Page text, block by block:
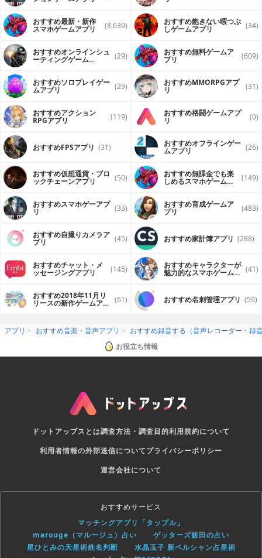
おすすめ最新・新作
スマホゲームアプリ (8,639) おすすめ飽きない暇つぶ
しゲームアプリ (34)
おすすめオンラインシュ
ーティングゲーム (29) おすすめ無料ゲームア
プリ (609)
おすすめソロプレイゲー
ムアプリ (29) おすすめ MMORPGアプ
リ (31)
おすすめアクション
RPGアプリ (119) おすすめ格闘ゲームアプ
リ (0)
おすすめFPSアプリ (31) おすすめオフラインゲー
ムアプリ (26)
おすすめ仮想通貨・ブロ
ックチェーンアプリ (50) おすすめ無課金でも楽
しめるスマホゲームア (149)
おすすめスマホゲーアプ
リ (33) おすすめ育成ゲームア
プリ (483)
おすすめ自撮りカメラア
プリ (45) おすすめ家計簿アプリ (288)
おすすめチャット・メ
ッセージングアプリ (145) おすすめキャラクターが
魅力的なスマホゲームア (41)
おすすめ2018年11月リ
リースの新作ゲームアプ (61) おすすめ名刺管理アプリ (59)
アプリ おすすめ音楽・音声アプリ
おすすめ録音する（音声レコーダー・録
お役立ち情報
ドットアップスとは調査方法・調査目的利用規約について
利用者情報の外部送信についてプライバシーポリシー
運営会社について
おすすめサービス
マッチングアプリ「タップル」
marouge（マルージュ）占い
ゲッターズ飯田の占い
星ひとみの天星術姓名判断
水晶玉子 新ペルシャン占星術